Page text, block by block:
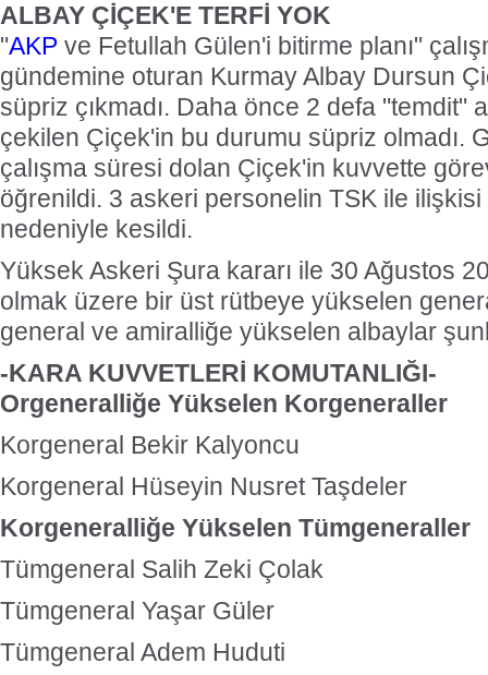
ALBAY ÇİÇEK'E TERFİ YOK
"AKP ve Fetullah Gülen'i bitirme planı"
gündemine oturan Kurmay Albay Dursun
süpriz çıkmadı. Daha önce 2 defa "temdit"
çekilen Çiçek'in bu durumu süpriz olmadı.
çalışma süresi dolan Çiçek'in kuvvette
öğrenildi. 3 askeri personelin TSK ile
nedeniyle kesildi.
Yüksek Askeri Şura kararı ile 30 Ağustos
olmak üzere bir üst rütbeye yükselen
general ve amiralliğe yükselen albaylar
-KARA KUVVETLERİ KOMUTANLIĞI-
Orgeneralliğe Yükselen Korgeneraller
Korgeneral Bekir Kalyoncu
Korgeneral Hüseyin Nusret Taşdeler
Korgeneralliğe Yükselen Tümgeneraller
Tümgeneral Salih Zeki Çolak
Tümgeneral Yaşar Güler
Tümgeneral Adem Huduti